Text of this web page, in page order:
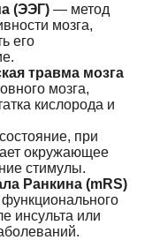
(ЭЭГ) — метод
мозга,
его
травма мозга
мозга,
кислорода и
при
окружающее
стимулы.
Ранкина (mRS)
инсульта или